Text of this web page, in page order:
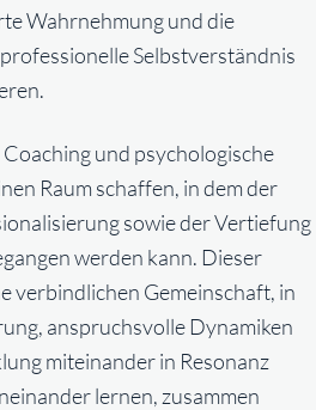
Wahrnehmung und die
Selbstverständnis
und psychologische
Raum schaffen, in dem der
sowie der Vertiefung
werden kann. Dieser
verbindlichen Gemeinschaft, in
anspruchsvolle Dynamiken
miteinander in Resonanz
lernen, zusammen